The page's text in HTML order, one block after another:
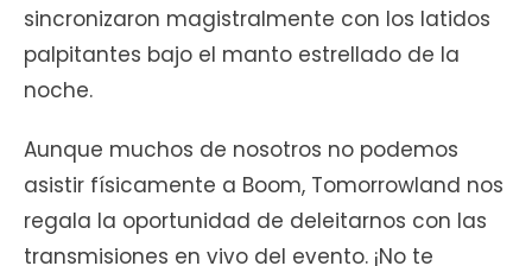
sincronizaron magistralmente con los latidos
palpitantes bajo el manto estrellado de la
noche.
Aunque muchos de nosotros no podemos
asistir físicamente a Boom, Tomorrowland nos
regala la oportunidad de deleitarnos con las
transmisiones en vivo del evento. ¡No te